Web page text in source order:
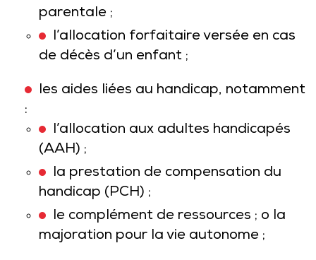
parentale ;
l’allocation forfaitaire versée en cas
de décès d’un enfant ;
les aides liées au handicap, notamment
:
l’allocation aux adultes handicapés
(AAH) ;
la prestation de compensation du
handicap (PCH) ;
le complément de ressources ; o la
majoration pour la vie autonome ;